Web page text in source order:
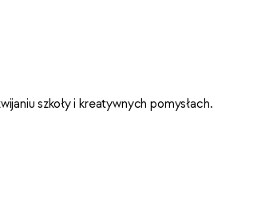
szkoły i kreatywnych pomysłach.